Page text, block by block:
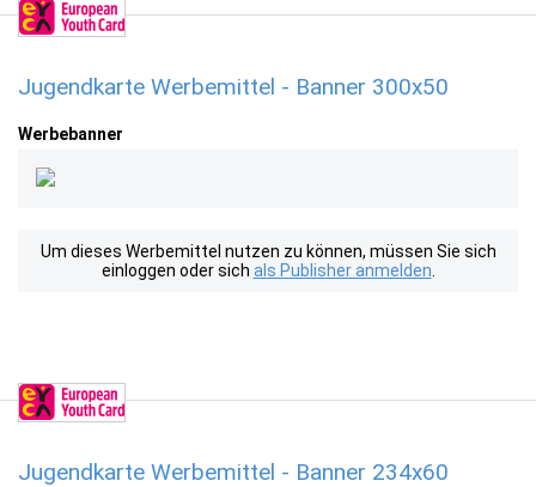
Jugendkarte Werbemittel - Banner 300x50
Werbebanner
Um dieses Werbemittel nutzen zu können, müssen Sie sich
einloggen oder sich als Publisher anmelden
Jugendkarte Werbemittel - Banner 234x60